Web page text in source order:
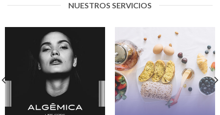
NUESTROS SERVICIOS